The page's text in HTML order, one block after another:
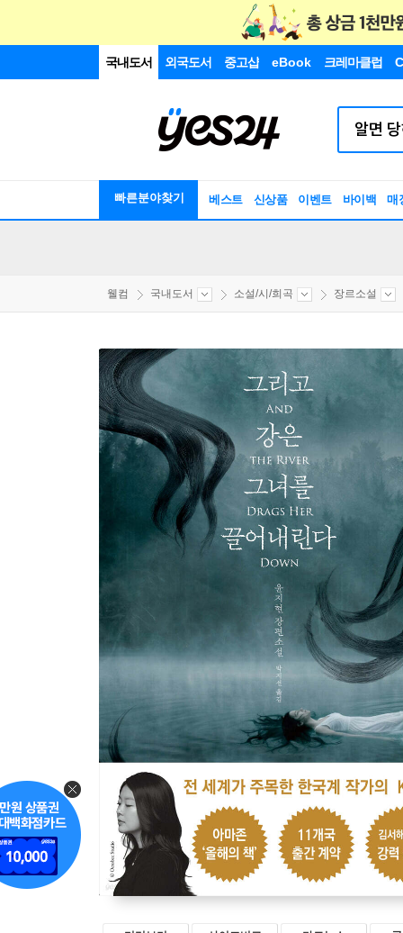
국내도서 외국도서 중고샵 eBook 크레마클럽
빠른분야찾기 베스트 신상품 이벤트 바이백 매
웰컴 국내도서 소설/시/희곡 장르소설